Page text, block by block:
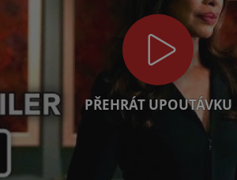
PŘEHRÁT UPOUTÁVKU